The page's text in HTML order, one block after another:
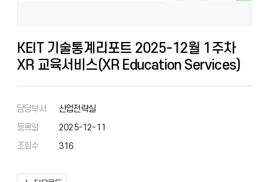
KEIT 기술통계리포트 2025-12월 1주차
XR 교육서비스(XR Education Services)
담당부서
산업전략실
등록일
2025-12-11
조회수
316